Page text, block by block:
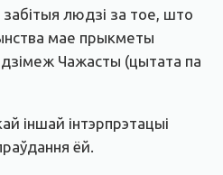
забітыя людзі за тое, што
мае прыкметы
Чажасты (цытата па
іншай інтэрпрэтацыі
ёй.